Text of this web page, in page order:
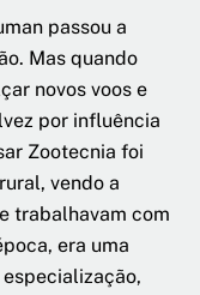
passou a
Mas quando
novos voos e
por influência
Zootecnia foi
vendo a
trabalhavam com
era uma